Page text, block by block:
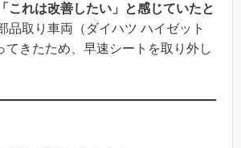
これは改善したい」と感じていたと
品取り車両（ダイハツ ハイゼット
てきたため、早速シートを取り外し